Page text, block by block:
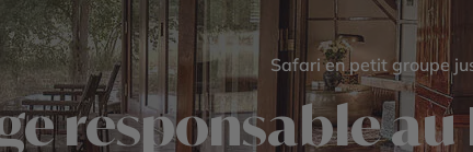
Safari en petit groupe
responsable